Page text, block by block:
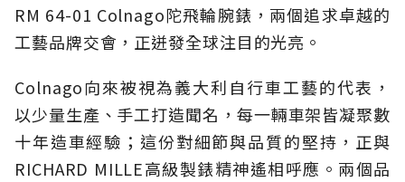
RM 64-01 Colnago陀飛輪腕錶，兩個追求卓越的
工藝品牌交會，正迸發全球注目的光亮。
Colnago向來被視為義大利自行車工藝的代表，
以少量生產、手工打造聞名，每一輛車架皆凝聚數
十年造車經驗；這份對細節與品質的堅持，正與
RICHARD MILLE高級製錶精神遙相呼應。兩個品